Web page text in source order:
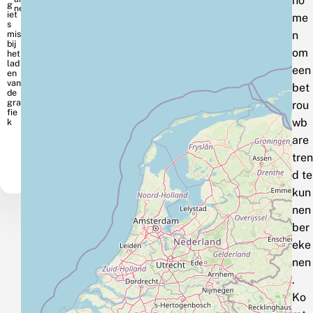
ner
me
n
om
een
bet
rou
wb
are
tren
d te
kun
nen
ber
eke
nen
.
Ko